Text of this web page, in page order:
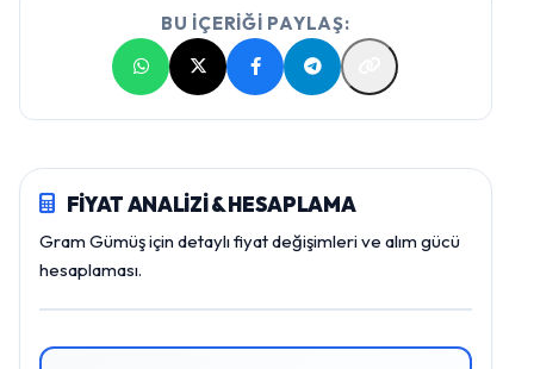
BU İÇERİĞİ PAYLAŞ:
FİYAT ANALİZİ & HESAPLAMA
Gram Gümüş için detaylı fiyat değişimleri ve alım gücü
hesaplaması.